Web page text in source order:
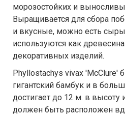
морозостойких и
Выращивается для сбора
и вкусные, можно есть
используются как
декоративных изделий.
Phyllostachys vivax 'McClure'
гигантский бамбук и в
достигает до 12 м. в высоту
должен быть расположен